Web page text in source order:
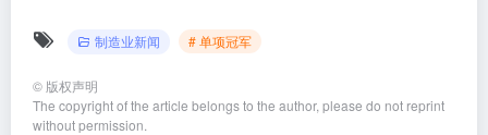
制造业新闻 # 单项冠军
© 版权声明
The copyright of the article belongs to the author, please do not reprint
without permission.